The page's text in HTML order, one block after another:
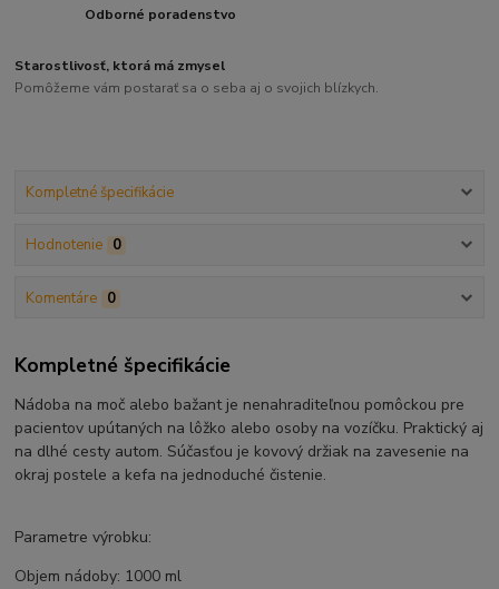
Odborné poradenstvo
Starostlivosť, ktorá má zmysel
Pomôžeme vám postarať sa o seba aj o svojich blízkych.
Kompletné špecifikácie
Hodnotenie 0
Komentáre 0
Kompletné špecifikácie
Nádoba na moč alebo bažant je nenahraditeľnou pomôckou pre
pacientov upútaných na lôžko alebo osoby na vozíčku. Praktický aj
na dlhé cesty autom. Súčasťou je kovový držiak na zavesenie na
okraj postele a kefa na jednoduché čistenie.
Parametre výrobku:
Objem nádoby: 1000 ml